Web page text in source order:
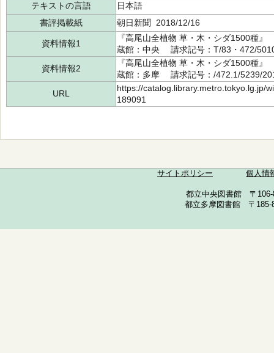
テキストの言語
日本語
書評掲載紙
朝日新聞 2018/12/16
資料情報1
『高尾山全植物 草・木・シダ1500
蔵館：中央 請求記号：T/83・472/
資料情報2
『高尾山全植物 草・木・シダ1500
蔵館：多摩 請求記号：/472.1/5239/
URL
https://catalog.library.metro.tokyo.lg.jp/
189091
サイトポリシー 個人情
都立中央図書館 〒
都立多摩図書館 〒185-